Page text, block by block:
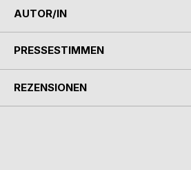
AUTOR/IN
PRESSESTIMMEN
REZENSIONEN